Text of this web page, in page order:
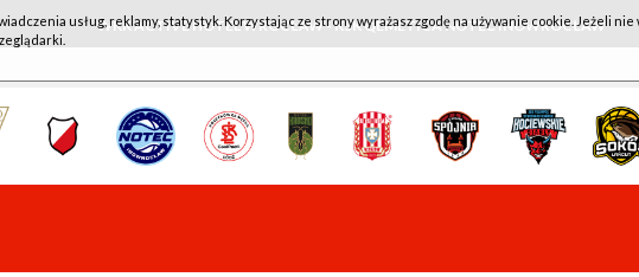
WKK ACTIVE HOTEL WROCŁAW - KSK QEMETICA NOTEĆ INOWROCŁAW
usług, reklamy, statystyk. Korzystając ze strony wyrażasz zgodę na używanie cookie. Jeżeli nie